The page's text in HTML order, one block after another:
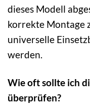
dieses Modell
korrekte Montage
universelle
werden.
Wie oft sollte ich
überprüfen?